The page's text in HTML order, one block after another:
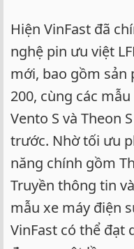
Hiện VinFast đã
nghệ pin ưu việt
mới, bao gồm sản
200, cùng các mẫu
Vento S và Theon
trước. Nhờ tối ưu
năng chính gồm
Truyền thông tin
mẫu xe máy điện
VinFast có thể đạt